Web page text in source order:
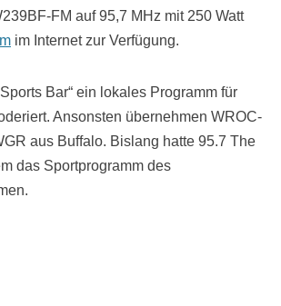
FM auf 95,7 MHz mit 250 Watt
im Internet zur Verfügung.
Bar“ ein lokales Programm für
Ansonsten übernehmen WROC-
aus Buffalo. Bislang hatte 95.7 The
das Sportprogramm des